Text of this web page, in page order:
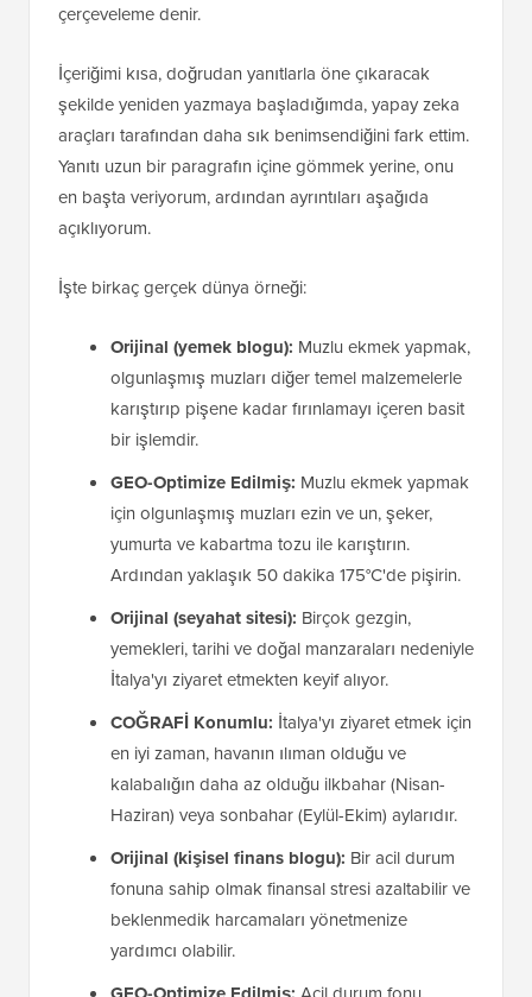
çerçeveleme denir.
İçeriğimi kısa, doğrudan yanıtlarla öne çıkaracak
şekilde yeniden yazmaya başladığımda, yapay zeka
araçları tarafından daha sık benimsendiğini fark ettim.
Yanıtı uzun bir paragrafın içine gömmek yerine, onu
en başta veriyorum, ardından ayrıntıları aşağıda
açıklıyorum.
İşte birkaç gerçek dünya örneği:
Orijinal (yemek blogu): Muzlu ekmek yapmak,
olgunlaşmış muzları diğer temel malzemelerle
karıştırıp pişene kadar fırınlamayı içeren basit
bir işlemdir.
GEO-Optimize Edilmiş: Muzlu ekmek yapmak
için olgunlaşmış muzları ezin ve un, şeker,
yumurta ve kabartma tozu ile karıştırın.
Ardından yaklaşık 50 dakika 175°C'de pişirin.
Orijinal (seyahat sitesi): Birçok gezgin,
yemekleri, tarihi ve doğal manzaraları nedeniyle
İtalya'yı ziyaret etmekten keyif alıyor.
COĞRAFİ Konumlu: İtalya'yı ziyaret etmek için
en iyi zaman, havanın ılıman olduğu ve
kalabalığın daha az olduğu ilkbahar (Nisan-
Haziran) veya sonbahar (Eylül-Ekim) aylarıdır.
Orijinal (kişisel finans blogu): Bir acil durum
fonuna sahip olmak finansal stresi azaltabilir ve
beklenmedik harcamaları yönetmenize
yardımcı olabilir.